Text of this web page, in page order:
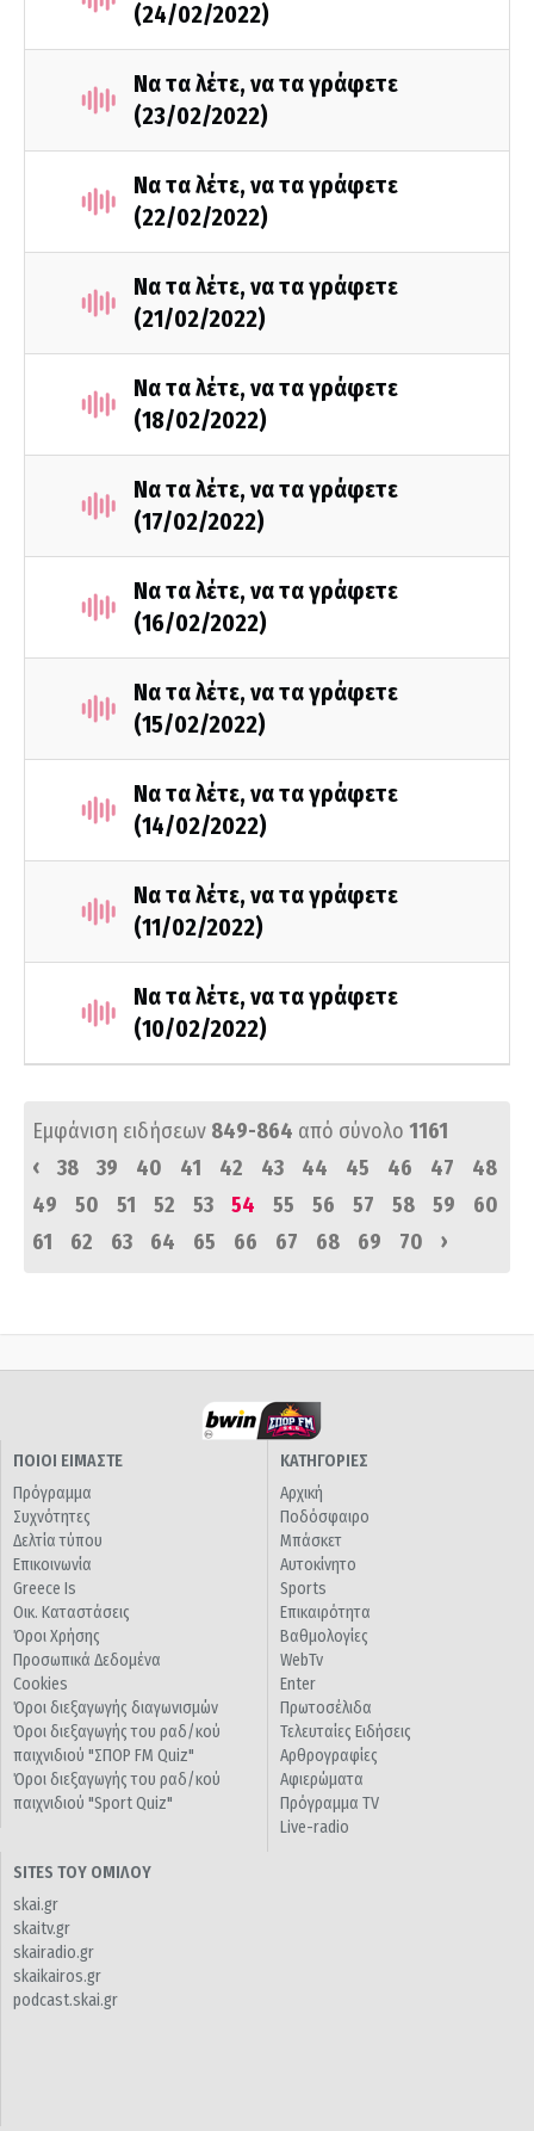
(24/02/2022)
Να τα λέτε, να τα γράφετε
(23/02/2022)
Να τα λέτε, να τα γράφετε
(22/02/2022)
Να τα λέτε, να τα γράφετε
(21/02/2022)
Να τα λέτε, να τα γράφετε
(18/02/2022)
Να τα λέτε, να τα γράφετε
(17/02/2022)
Να τα λέτε, να τα γράφετε
(16/02/2022)
Να τα λέτε, να τα γράφετε
(15/02/2022)
Να τα λέτε, να τα γράφετε
(14/02/2022)
Να τα λέτε, να τα γράφετε
(11/02/2022)
Να τα λέτε, να τα γράφετε
(10/02/2022)
Εμφάνιση ειδήσεων 849-864 από σύνολο 1161
‹
38 39 40 41 42 43 44 45 46 47
48
49
50 51 52 53 54 55 56 57 58 59
60
61
62 63 64 65 66 67 68 69 70 ›
ΠΟΙΟΙ ΕΙΜΑΣΤΕ
Πρόγραμμα
Συχνότητες
Δελτία τύπου
Επικοινωνία
Greece Is
Οικ. Καταστάσεις
Όροι Χρήσης
Προσωπικά Δεδομένα
Cookies
Όροι διεξαγωγής διαγωνισμών
Όροι διεξαγωγής του ραδ/κού
παιχνιδιού "ΣΠΟΡ FM Quiz"
Όροι διεξαγωγής του ραδ/κού
παιχνιδιού "Sport Quiz"
ΚΑΤΗΓΟΡΙΕΣ
Αρχική
Ποδόσφαιρο
Μπάσκετ
Αυτοκίνητο
Sports
Επικαιρότητα
Βαθμολογίες
WebTv
Enter
Πρωτοσέλιδα
Τελευταίες Ειδήσεις
Αρθρογραφίες
Αφιερώματα
Πρόγραμμα TV
Live-radio
SITES ΤΟΥ ΟΜΙΛΟΥ
skai.gr
skaitv.gr
skairadio.gr
skaikairos.gr
podcast.skai.gr